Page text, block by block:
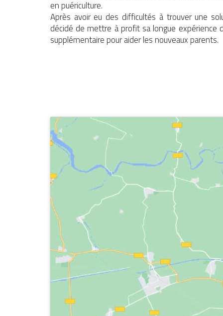
en puériculture.
Après avoir eu des difficultés à trouver une
décidé de mettre à profit sa longue expérience
supplémentaire pour aider les nouveaux parents.